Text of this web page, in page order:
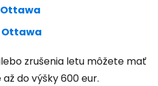
Ottawa
zrušenia letu môžete mať
do výšky 600 eur.